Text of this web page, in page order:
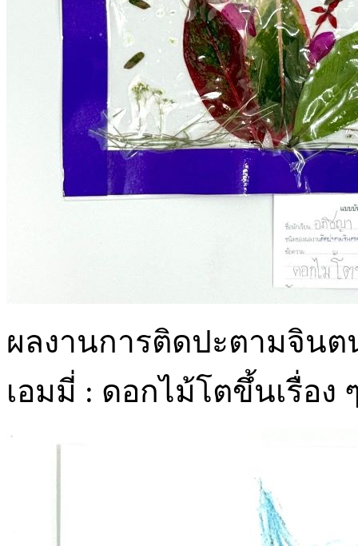
ผลงานการติดปะตามจิน
เอมมี่ : ดอกไม้โตขึ้นเรื่อง